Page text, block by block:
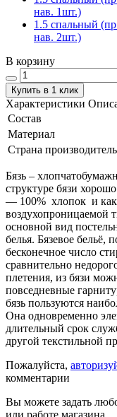
нав. 1шт.)
1.5 спальный
нав. 2шт.)
В корзину
Купить в 1 клик
Характеристики
Состав
Материал
Страна производитель
Бязь –
структуре бязи
― 100% хлопок и как
воздухопроницаемой
основной вид
белья. Бязевое бельё,
бесконечное число
сравнительно
плетения, из бязи
повседневные
бязь пользуются
Она одновременно
длительный срок
другой текстильной
Пожалуйста,
комментарии
Вы можете задать
или работе магазина.